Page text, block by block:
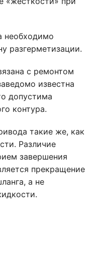
необходимо
разгерметизации.
с ремонтом
известна
допустима
контура.
такие же, как
Различие
завершения
прекращение
а не